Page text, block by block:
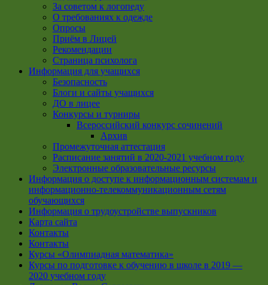
За советом к логопеду
О требованиях к одежде
Опросы
Приём в Лицей
Рекомендации
Страница психолога
Информация для учащихся
Безопасность
Блоги и сайты учащихся
ДО в лицее
Конкурсы и турниры
Всероссийский конкурс сочинений
Архив
Промежуточная аттестация
Расписание занятий в 2020-2021 учебном году
Электронные образовательные ресурсы
Информация о доступе к информационным системам и
информационно-телекоммуникационным сетям
обучающихся
Информация о трудоустройстве выпускников
Карта сайта
Контакты
Контакты
Курсы «Олимпиадная математика»
Курсы по подготовке к обучению в школе в 2019 —
2020 учебном году